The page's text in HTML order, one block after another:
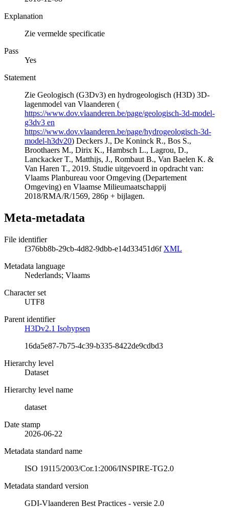
Explanation
Zie vermelde specificatie
Pass
Yes
Statement
Zie Geologisch (G3Dv3) en hydrogeologisch (H3D) 3D-
lagenmodel van Vlaanderen (
https://www.dov.vlaanderen.be/page/geologisch-3d-model-
g3dv3 en
https://www.dov.vlaanderen.be/page/hydrogeologisch-3d-
model-h3dv20) Deckers J., De Koninck R., Bos S.,
Broothaers M., Dirix K., Hambsch L., Lagrou, D.,
Lanckacker T., Matthijs, J., Rombaut B., Van Baelen K. &
Van Haren T., 2019. Studie uitgevoerd in opdracht van:
Vlaams Planbureau voor Omgeving (Departement
Omgeving) en Vlaamse Milieumaatschappij
2018/RMA/R/1569, 286p + bijlagen.
Meta-metadata
File identifier
f376bb8b-29cb-4d82-9dbb-e14d33451d6f XML
Metadata language
Nederlands; Vlaams
Character set
UTF8
Parent identifier
H3Dv2.1 Isohypsen
16da5e87-7b75-4c39-b335-8422de9cdbd3
Hierarchy level
Dataset
Hierarchy level name
dataset
Date stamp
2026-06-22
Metadata standard name
ISO 19115/2003/Cor.1:2006/INSPIRE-TG2.0
Metadata standard version
GDI-Vlaanderen Best Practices - versie 2.0